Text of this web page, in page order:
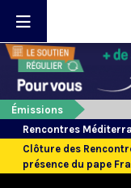
Émissions
Rencontres
Clôture des
présence du pape